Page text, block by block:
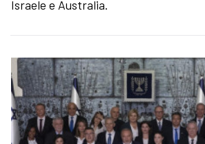
Israele e Australia.